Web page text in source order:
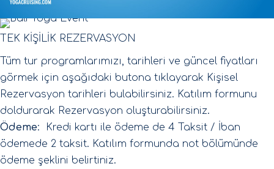
TEK KİŞİLİK REZERVASYON
Tüm tur programlarımızı, tarihleri ve güncel fiyatları
görmek için aşağıdaki butona tıklayarak Kişisel
Rezervasyon tarihleri bulabilirsiniz. Katılım formunu
doldurarak Rezervasyon oluşturabilirsiniz.
Ödeme: Kredi kartı ile ödeme de 4 Taksit / İban
ödemede 2 taksit. Katılım formunda not bölümünde
ödeme şeklini belirtiniz.